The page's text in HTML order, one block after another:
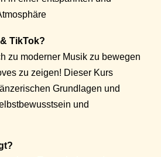
TikTok?
zu moderner Musik zu bewegen
zu zeigen! Dieser Kurs
Grundlagen und
und